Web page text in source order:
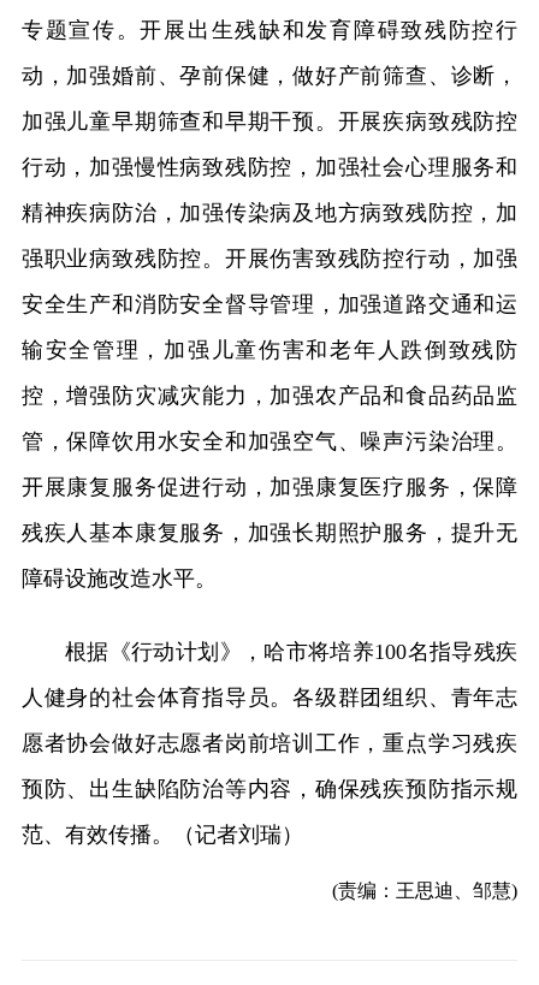
专题宣传。开展出生残缺和发育障碍致残防控行
动，加强婚前、孕前保健，做好产前筛查、诊断，
加强儿童早期筛查和早期干预。开展疾病致残防控
行动，加强慢性病致残防控，加强社会心理服务和
精神疾病防治，加强传染病及地方病致残防控，加
强职业病致残防控。开展伤害致残防控行动，加强
安全生产和消防安全督导管理，加强道路交通和运
输安全管理，加强儿童伤害和老年人跌倒致残防
控，增强防灾减灾能力，加强农产品和食品药品监
管，保障饮用水安全和加强空气、噪声污染治理。
开展康复服务促进行动，加强康复医疗服务，保障
残疾人基本康复服务，加强长期照护服务，提升无
障碍设施改造水平。
根据《行动计划》，哈市将培养100名指导残疾
人健身的社会体育指导员。各级群团组织、青年志
愿者协会做好志愿者岗前培训工作，重点学习残疾
预防、出生缺陷防治等内容，确保残疾预防指示规
范、有效传播。（记者刘瑞）
(责编：王思迪、邹慧)